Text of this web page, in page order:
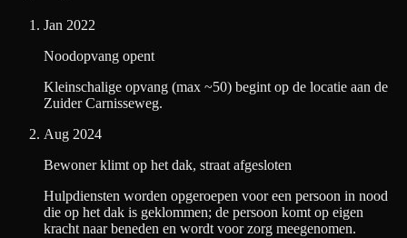
Jan 2022
Noodopvang opent
Kleinschalige opvang (max ~50) begint op de locatie aan de
Zuider Carnisseweg.
Aug 2024
Bewoner klimt op het dak, straat afgesloten
Hulpdiensten worden opgeroepen voor een persoon in nood
die op het dak is geklommen; de persoon komt op eigen
kracht naar beneden en wordt voor zorg meegenomen.